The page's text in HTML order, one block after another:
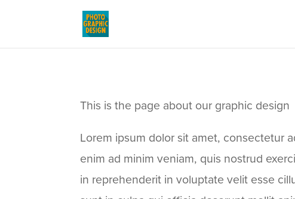
This is the page about our graphic design
Lorem ipsum dolor sit amet, consectetur
enim ad minim veniam, quis nostrud
in reprehenderit in voluptate velit esse